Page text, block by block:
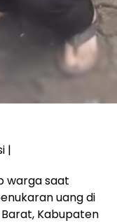
|
warga saat
uang di
Kabupaten